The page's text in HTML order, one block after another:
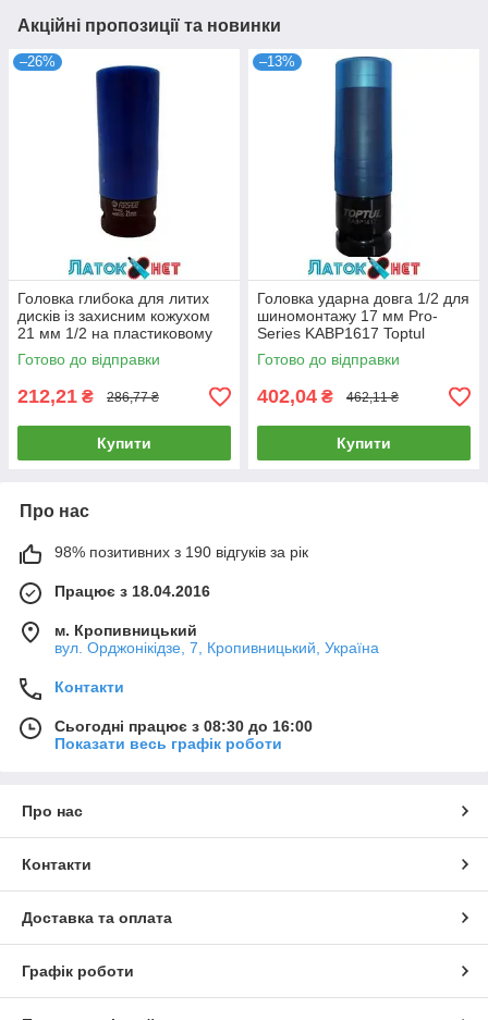
Акційні пропозиції та новинки
–26%
Головка глибока для литих
дисків із захисним кожухом
21 мм 1/2 на пластиковому
тримачі F-4458521C Forsage
Готово до відправки
212,21 ₴ 286,77 ₴
Купити
–13%
Головка ударна довга 1/2 для
шиномонтажу 17 мм Pro-
Series KABP1617 Toptul
Готово до відправки
402,04 ₴ 462,11 ₴
Купити
Про нас
98% позитивних з 190 відгуків за рік
Працює з 18.04.2016
м. Кропивницький
вул. Орджонікідзе, 7, Кропивницький, Україна
Контакти
Сьогодні працює з 08:30 до 16:00
Показати весь графік роботи
Про нас
Контакти
Доставка та оплата
Графік роботи